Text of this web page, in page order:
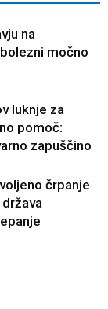
na
močno
luknje za
pomoč:
zapuščino
črpanje